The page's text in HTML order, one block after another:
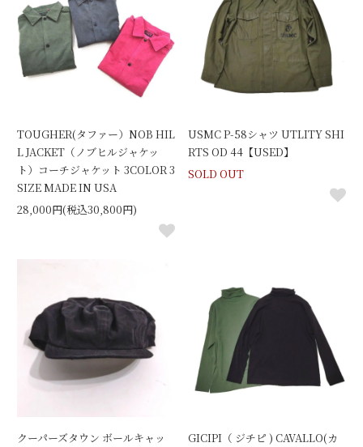
TOUGHER(タファー）NOB HIL
L JACKET（ノブヒルジャケッ
ト）コーチジャケット 3COLOR 3
SIZE MADE IN USA
28,000円(税込30,800円)
USMC P-58シャツ UTLITY SHI
RTS OD 44【USED】
SOLD OUT
クーパーズタウン ボールキャッ
GICIPI（ ジチピ ) CAVALLO(カ